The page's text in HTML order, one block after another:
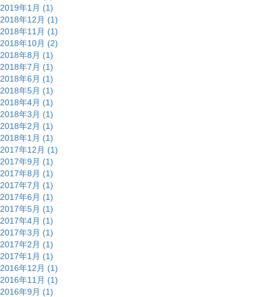
2019年1月 (1)
2018年12月 (1)
2018年11月 (1)
2018年10月 (2)
2018年8月 (1)
2018年7月 (1)
2018年6月 (1)
2018年5月 (1)
2018年4月 (1)
2018年3月 (1)
2018年2月 (1)
2018年1月 (1)
2017年12月 (1)
2017年9月 (1)
2017年8月 (1)
2017年7月 (1)
2017年6月 (1)
2017年5月 (1)
2017年4月 (1)
2017年3月 (1)
2017年2月 (1)
2017年1月 (1)
2016年12月 (1)
2016年11月 (1)
2016年9月 (1)